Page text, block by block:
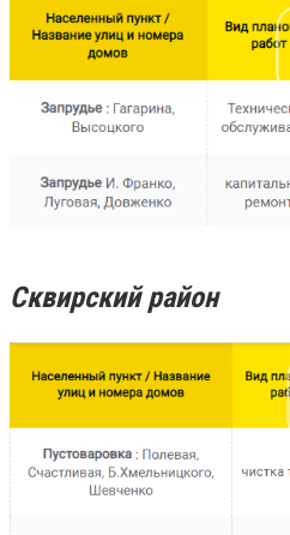
Сквирский район